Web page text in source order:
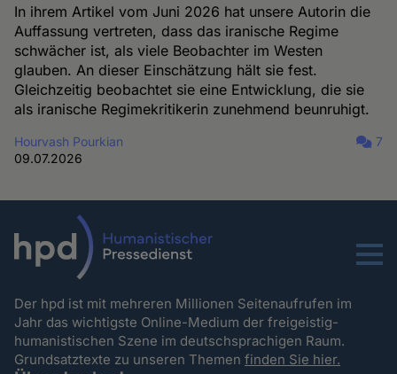
In ihrem Artikel vom Juni 2026 hat unsere Autorin die
Auffassung vertreten, dass das iranische Regime
schwächer ist, als viele Beobachter im Westen
glauben. An dieser Einschätzung hält sie fest.
Gleichzeitig beobachtet sie eine Entwicklung, die sie
als iranische Regimekritikerin zunehmend beunruhigt.
Hourvash Pourkian
09.07.2026
7
Menu
Der hpd ist mit mehreren Millionen Seitenaufrufen im
Jahr das wichtigste Online-Medium der freigeistig-
humanistischen Szene im deutschsprachigen Raum.
Grundsatztexte zu unseren Themenfinden Sie hier.